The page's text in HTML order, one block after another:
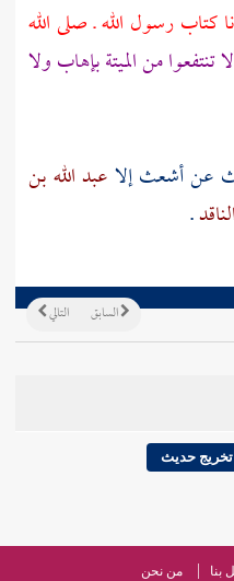
كتاب رسول الله ـ صلى الله
تنتفعوا من الميتة بإهاب ولا
عنأشعثإلاعبد الله بن
.
التالي السابق
تخريج حديث
بنا من نحن